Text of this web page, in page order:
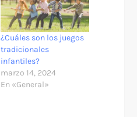
¿Cuáles son los juegos
tradicionales
infantiles?
marzo 14, 2024
En «General»